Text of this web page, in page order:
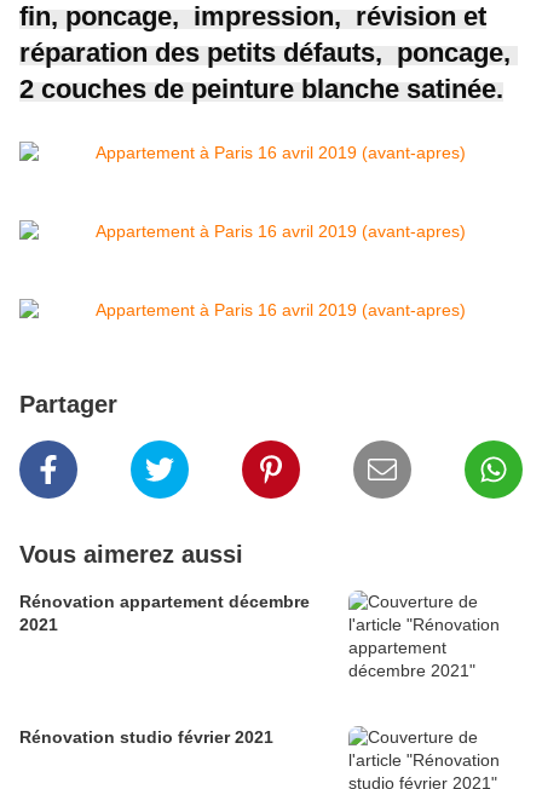
fin, poncage, impression, révision et
réparation des petits défauts, poncage,
2 couches de peinture blanche satinée.
Partager
Vous aimerez aussi
Rénovation appartement décembre
2021
Rénovation studio février 2021